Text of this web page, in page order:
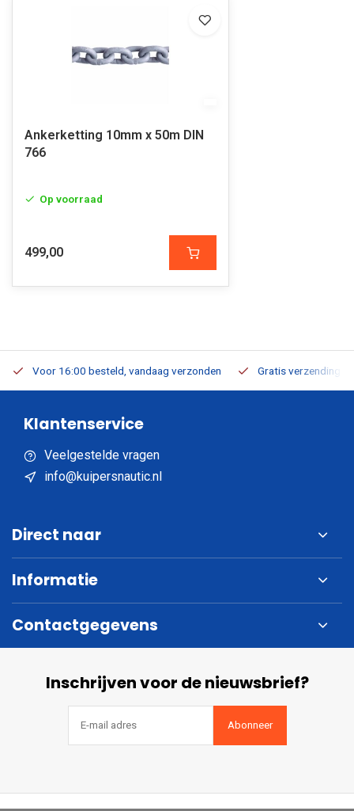
Ankerketting 10mm x 50m DIN
766
Op voorraad
499,00
Voor 16:00 besteld, vandaag verzonden Gratis verzending
Klantenservice
Veelgestelde vragen
info@kuipersnautic.nl
Direct naar
Informatie
Contactgegevens
Inschrijven voor de nieuwsbrief?
Abonneer